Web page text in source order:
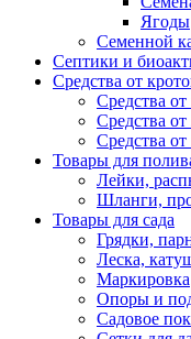
Ягоды
Семенной
Септики и
Средства от
Средства
Средства
Средства
Товары для
Лейки,
Шланги,
Товары для сада
Грядки,
Леска,
Маркировка
Опоры и
Садовое